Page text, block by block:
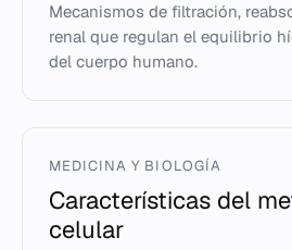
Mecanismos de filtración,
renal que regulan el equilibrio
del cuerpo humano.
MEDICINA Y BIOLOGÍA
Características del
celular